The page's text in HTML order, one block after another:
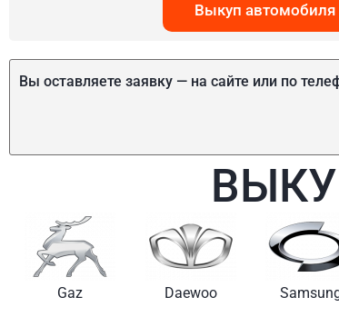
Выкуп автомобиля
Вы оставляете заявку — на сайте или по
Gaz Daewoo